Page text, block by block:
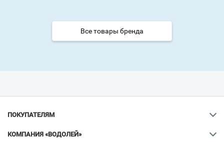
Все товары бренда
ПОКУПАТЕЛЯМ
КОМПАНИЯ «ВОДОЛЕЙ»